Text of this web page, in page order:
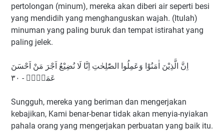
pertolongan (minum), mereka akan diberi air seperti besi
yang mendidih yang menghanguskan wajah. (Itulah)
minuman yang paling buruk dan tempat istirahat yang
paling jelek.
اِنَّ الَّذِيْنَ اٰمَنُوْا وَعَمِلُوا الصّٰلِحٰتِ اِنَّا لَا نُضِيْعُ اَجْرَ مَنْ اَحْسَنَ
عَمَلًاۚ - ٣٠
Sungguh, mereka yang beriman dan mengerjakan
kebajikan, Kami benar-benar tidak akan menyia-nyiakan
pahala orang yang mengerjakan perbuatan yang baik itu.